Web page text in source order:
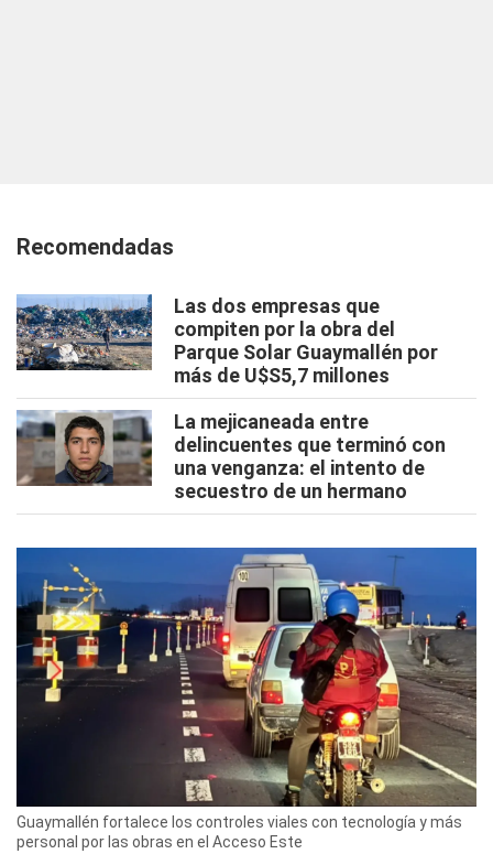
Recomendadas
Las dos empresas que
compiten por la obra del
Parque Solar Guaymallén por
más de U$S5,7 millones
La mejicaneada entre
delincuentes que terminó con
una venganza: el intento de
secuestro de un hermano
Guaymallén fortalece los controles viales con tecnología y más
personal por las obras en el Acceso Este